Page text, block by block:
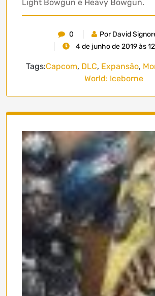
Light Bowgun e Heavy Bowgun.
0
Por David
4 de junho de 2019 às
Tags:Capcom, DLC, Expansão,
World: Iceborne